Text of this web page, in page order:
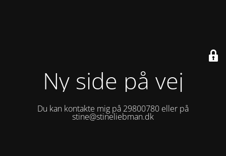
Ny side på vej
Du kan kontakte mig på 29800780 eller på
stine@stineliebman.dk